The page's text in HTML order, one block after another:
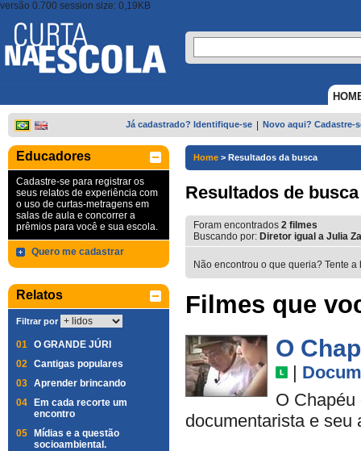
versão 0.700 session size: 0,19KB
Já cadastrado? Identifique-se Novo aqui? Cadastre-
Educadores
Cadastre-se para registrar os
seus relatos de experiência com
o uso de curtas-metragens em
salas de aula e concorrer a
prêmios para você e sua escola.
Quero me cadastrar
Relatos
Filtrar por
01 O GRANDE JÚRI
02 Cantigas populares
03 Aprender brincando
04
Em cada recorte um
encontro
05
Mídias e a questão
socioambiental.
Home > Resultados da busca
Resultados de busca
Foram encontrados 2 filmes
Buscando por: Diretor igual a Julia
Não encontrou o que queria? Tente
Filmes que
O
|
O Chapéu
documentarista e seu